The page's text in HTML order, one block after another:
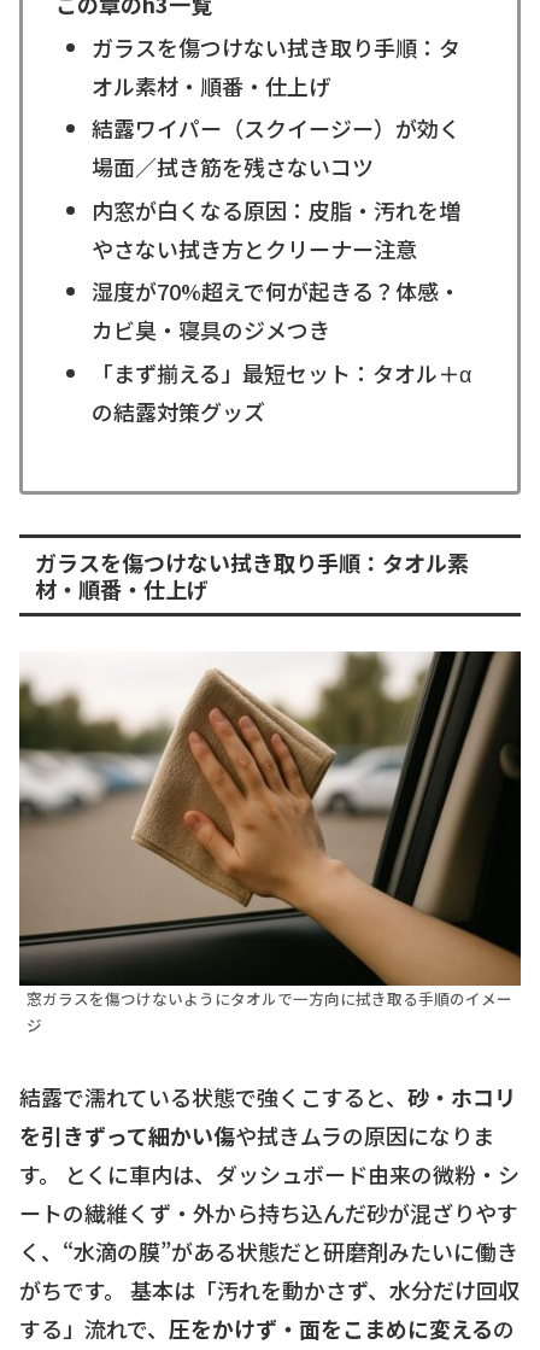
ガラスを傷つけない拭き取り手順：タ
オル素材・順番・仕上げ
結露ワイパー（スクイージー）が効く
場面／拭き筋を残さないコツ
内窓が白くなる原因：皮脂・汚れを増
やさない拭き方とクリーナー注意
湿度が70%超えで何が起きる？体感・
カビ臭・寝具のジメつき
「まず揃える」最短セット：タオル＋α
の結露対策グッズ
ガラスを傷つけない拭き取り手順：タオル素
材・順番・仕上げ
窓ガラスを傷つけないようにタオルで一方向に拭き取る手順のイメー
ジ
結露で濡れている状態で強くこすると、 砂・ホコリ
を引きずって細かい傷や拭きムラの原因になりま
す。 とくに車内は、ダッシュボード由来の微粉・シ
ートの繊維くず・外から持ち込んだ砂が混ざりやす
く、“水滴の膜”がある状態だと研磨剤みたいに働き
がちです。 基本は「汚れを動かさず、水分だけ回収
する」流れで、 圧をかけず・面をこまめに変えるの